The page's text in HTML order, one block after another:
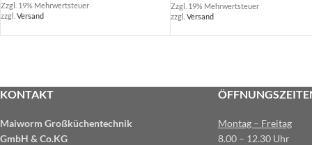
Zzgl. 19% Mehrwertsteuer
zzgl. Versand
Zzgl. 19% Mehrwertsteuer
zzgl.Versand
KONTAKT
Maiworm Großküchentechnik
GmbH & Co.KG
Montag – Freitag
8.00 – 12.30 Uhr